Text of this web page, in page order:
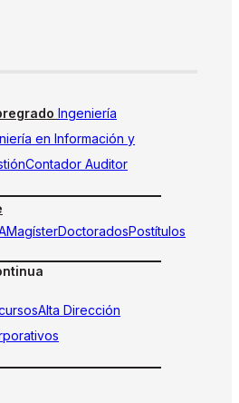
Ingeniería
en Información y
Contador Auditor
MagísterDoctoradosPostítulos
Alta Dirección